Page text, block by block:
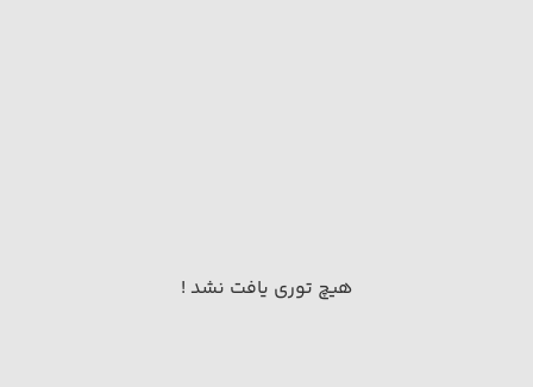
هیچ توری یافت نشد !